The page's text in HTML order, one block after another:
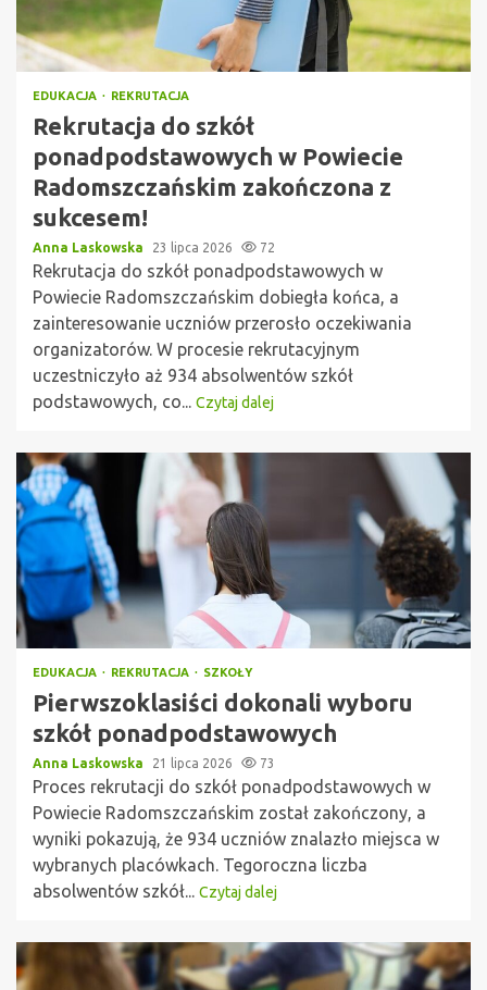
EDUKACJA REKRUTACJA
Rekrutacja do szkół
ponadpodstawowych w Powiecie
Radomszczańskim zakończona z
sukcesem!
Anna Laskowska 23 lipca 2026 72
Rekrutacja do szkół ponadpodstawowych w
Powiecie Radomszczańskim dobiegła końca, a
zainteresowanie uczniów przerosło oczekiwania
organizatorów. W procesie rekrutacyjnym
uczestniczyło aż 934 absolwentów szkół
podstawowych, co... Czytaj dalej
EDUKACJA REKRUTACJA SZKOŁY
Pierwszoklasiści dokonali wyboru
szkół ponadpodstawowych
Anna Laskowska 21 lipca 2026 73
Proces rekrutacji do szkół ponadpodstawowych w
Powiecie Radomszczańskim został zakończony, a
wyniki pokazują, że 934 uczniów znalazło miejsca w
wybranych placówkach. Tegoroczna liczba
absolwentów szkół... Czytaj dalej